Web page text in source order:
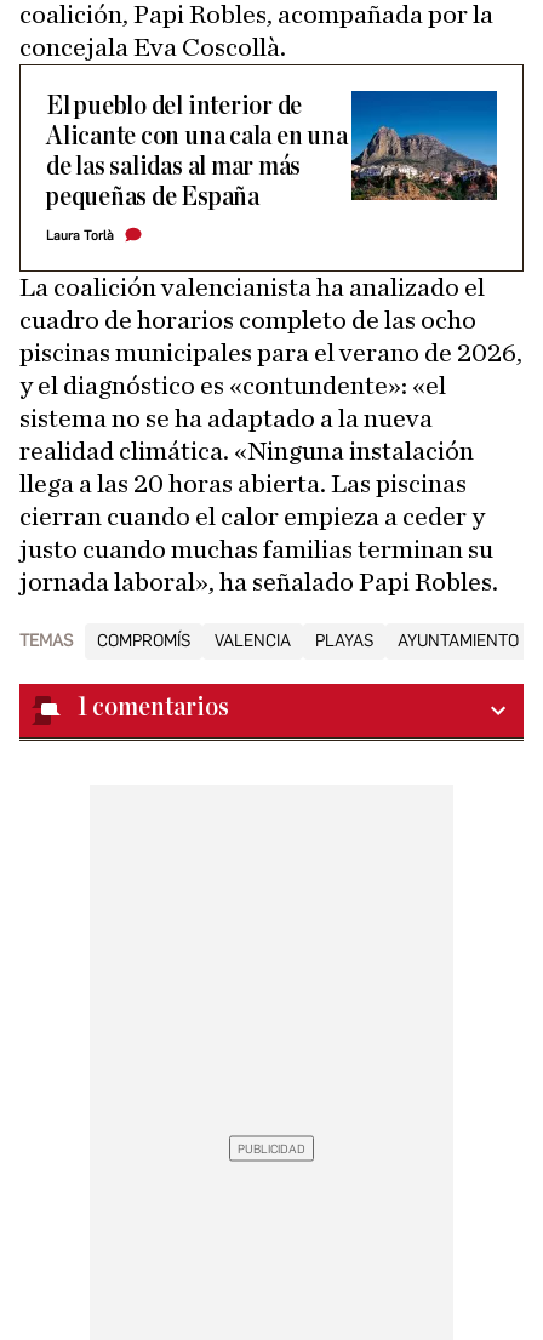
coalición, Papi Robles, acompañada por la
concejala Eva Coscollà.
El pueblo del interior de
Alicante con una cala en una
de las salidas al mar más
pequeñas de España
Laura Torlà
La coalición valencianista ha analizado el
cuadro de horarios completo de las ocho
piscinas municipales para el verano de 2026,
y el diagnóstico es «contundente»: «el
sistema no se ha adaptado a la nueva
realidad climática. «Ninguna instalación
llega a las 20 horas abierta. Las piscinas
cierran cuando el calor empieza a ceder y
justo cuando muchas familias terminan su
jornada laboral», ha señalado Papi Robles.
TEMAS COMPROMÍS VALENCIA PLAYAS AYUNTAMIENTO
1 comentarios